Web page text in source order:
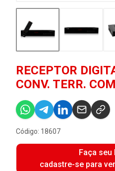
RECEPTOR
CONV. TERR.
Código: 18607
Faça seu
cadastre-se para